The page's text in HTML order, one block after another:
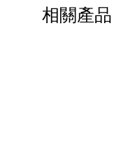
相關產品